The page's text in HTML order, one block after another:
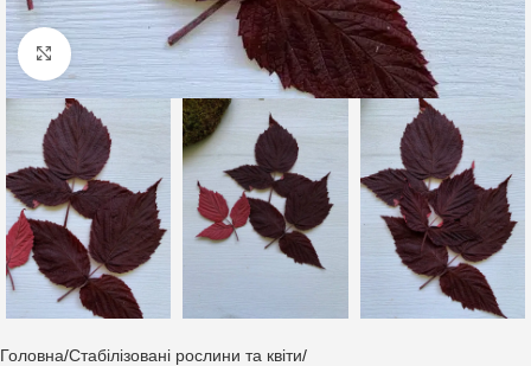
Клацніть, щоб збільшити
Головна Стабілізовані рослини та квіти